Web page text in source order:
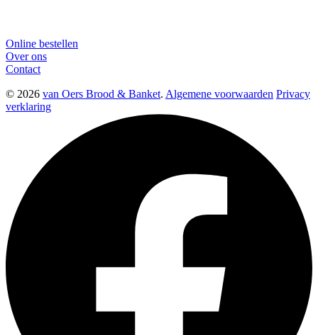
Online bestellen
Over ons
Contact
© 2026 van Oers Brood & Banket. Algemene voorwaarden Privacy
verklaring